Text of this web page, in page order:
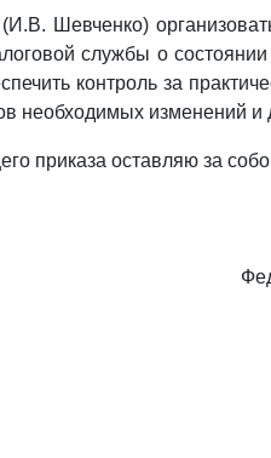
Шевченко)
службы о
контроль за
необходимых изменений и
приказа оставляю за